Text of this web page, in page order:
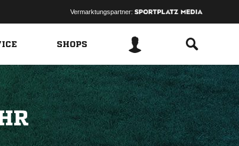
Vermarktungspartner:
SHOPS